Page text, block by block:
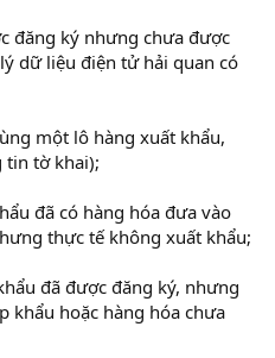
đăng ký nhưng chưa được
dữ liệu điện tử hải quan có
một lô hàng xuất khẩu,
tin tờ khai);
đã có hàng hóa đưa vào
thực tế không xuất khẩu;
đã được đăng ký, nhưng
khẩu hoặc hàng hóa chưa